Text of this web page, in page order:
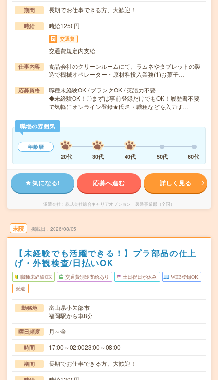
期間 長期でお仕事できる方、大歓迎！
時給 時給1250円
交通費
交通費規定内支給
仕事内容
食品会社のクリーンルームにて、ラムネやタブレットの製
造で機械オペレーター・原材料投入業務(1)お菓子…
応募資格
職種未経験OK / ブランクOK / 英語力不要
◆未経験OK！〇まずは事前登録だけでもOK！履歴書不要
で気軽にオンライン登録★氏名・職種などを入力す…
職場の雰囲気
年齢層
20代
30代 40代 50代 60代
気になる! 応募へ進む 詳しく見る
派遣会社 株式会社綜合キャリアオプション 製造事業部（全国）
未読 掲載日 2026/08/05
【未経験でも活躍できる！】プラ部品の仕上
げ・外観検査/日払いOK
職種未経験OK 交通費別途支給あり 土日祝日が休み WEB登録OK
派遣
勤務地
富山県小矢部市
福岡駅から車8分
曜日頻度 月～金
時間 17:00～02:0023:00～08:00
期間 長期でお仕事できる方、大歓迎！